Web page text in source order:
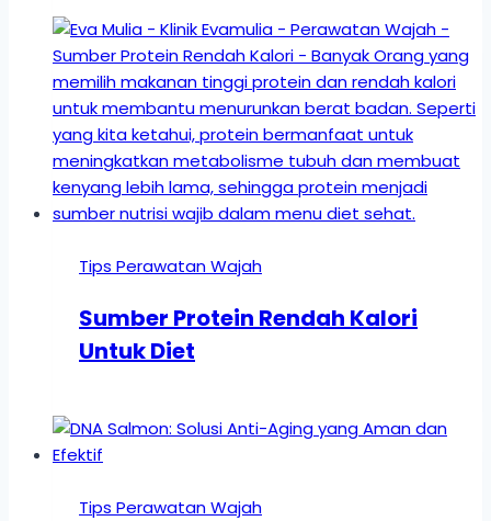
Tips Perawatan Wajah
Sumber Protein Rendah Kalori
Untuk Diet
Tips Perawatan Wajah